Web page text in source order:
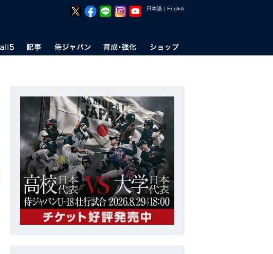
日本語 ｜ English